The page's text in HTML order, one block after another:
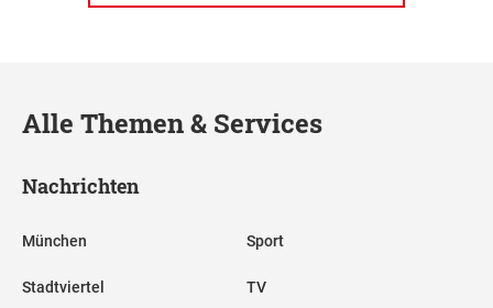
Alle Themen & Services
Nachrichten
München
Stadtviertel
Sport
TV